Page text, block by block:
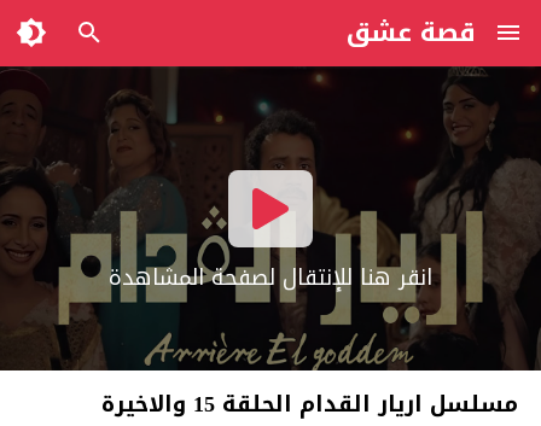
قصة عشق
انقر هنا للإنتقال لصفحة المشاهدة
مسلسل اريار القدام الحلقة 15 والاخيرة